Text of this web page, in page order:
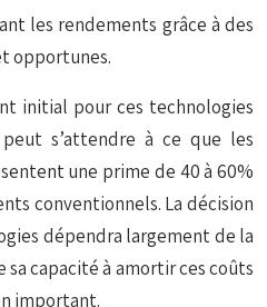
les rendements grâce à des
opportunes.
initial pour ces technologies
s’attendre à ce que les
une prime de 40 à 60%
conventionnels. La décision
dépendra largement de la
capacité à amortir ces coûts
important.